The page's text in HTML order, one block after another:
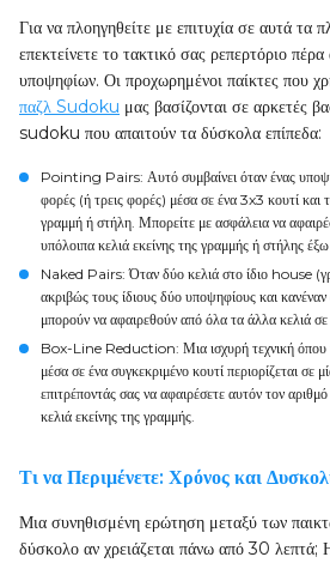
Για να πλοηγηθείτε με επιτυχία σε αυτά τα
επεκτείνετε το τακτικό σας ρεπερτόριο
υποψηφίων. Οι προχωρημένοι παίκτες που
παζλ Sudoku μας βασίζονται σε αρκετές
sudoku που απαιτούν τα δύσκολα επίπεδα:
Pointing Pairs: Αυτό συμβαίνει όταν ένας
φορές (ή τρεις φορές) μέσα σε ένα 3x3 κουτί και
γραμμή ή στήλη. Μπορείτε με ασφάλεια να
υπόλοιπα κελιά εκείνης της γραμμής ή στήλης
Naked Pairs: Όταν δύο κελιά στο ίδιο house
ακριβώς τους ίδιους δύο υποψηφίους και
μπορούν να αφαιρεθούν από όλα τα άλλα κελιά
Box-Line Reduction: Μια ισχυρή τεχνική
μέσα σε ένα συγκεκριμένο κουτί περιορίζεται σε
επιτρέποντάς σας να αφαιρέσετε αυτόν τον
κελιά εκείνης της γραμμής.
Τι να Περιμένετε: Χρόνος και
Μια συνηθισμένη ερώτηση μεταξύ των
δύσκολο αν χρειάζεται πάνω από 30 λεπτά;